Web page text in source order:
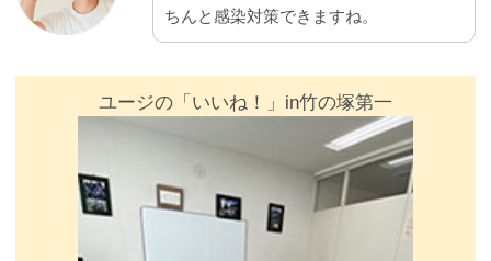
ちんと感染対策できますね。
ユージの「いいね！」in竹の塚第一